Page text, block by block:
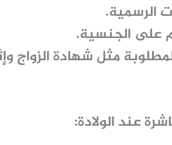
الرسمية.
على الجنسية.
مثل شهادة الزواج
عند الولادة: